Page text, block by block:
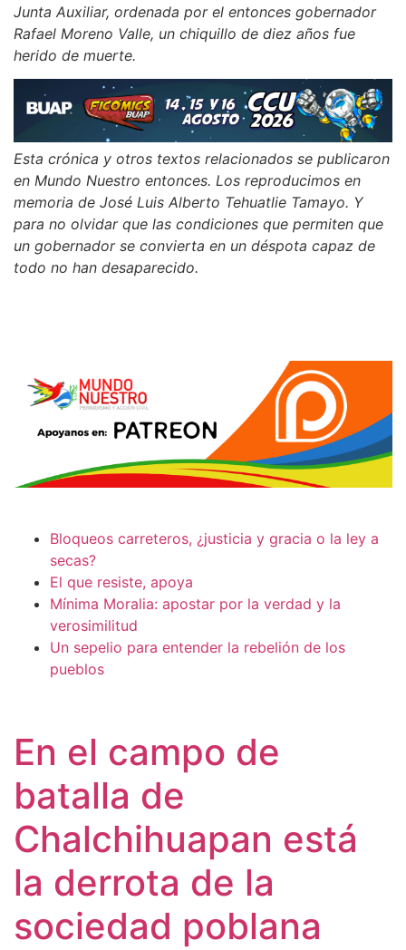
Junta Auxiliar, ordenada por el entonces gobernador
Rafael Moreno Valle, un chiquillo de diez años fue
herido de muerte.
Esta crónica y otros textos relacionados se publicaron
en Mundo Nuestro entonces. Los reproducimos en
memoria de José Luis Alberto Tehuatlie Tamayo. Y
para no olvidar que las condiciones que permiten que
un gobernador se convierta en un déspota capaz de
todo no han desaparecido.
Bloqueos carreteros, ¿justicia y gracia o la ley a
secas?
El que resiste, apoya
Mínima Moralia: apostar por la verdad y la
verosimilitud
Un sepelio para entender la rebelión de los
pueblos
En el campo de
batalla de
Chalchihuapan está
la derrota de la
sociedad poblana